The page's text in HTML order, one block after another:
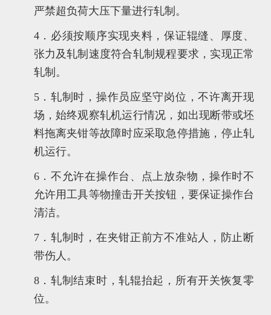
严禁超负荷大压下量进行轧制。
4．必须按顺序实现夹料，保证辊缝、厚度、
张力及轧制速度符合轧制规程要求，实现正常
轧制。
5．轧制时，操作员应坚守岗位，不许离开现
场，始终观察轧机运行情况，如出现断带或坯
料拖离夹钳等故障时应采取急停措施，停止轧
机运行。
6．不允许在操作台、点上放杂物，操作时不
允许用工具等物撞击开关按钮，要保证操作台
清洁。
7．轧制时，在夹钳正前方不准站人，防止断
带伤人。
8．轧制结束时，轧辊抬起，所有开关恢复零
位。